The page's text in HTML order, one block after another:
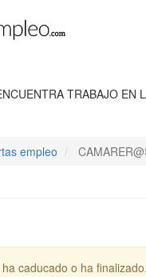
TRABAJO EN
empleo
caducado o ha finalizado.